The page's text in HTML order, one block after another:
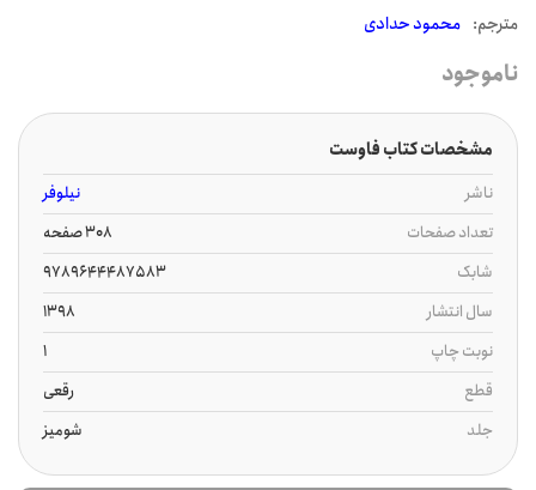
مترجم: محمود حدادی
ناموجود
مشخصات کتاب فاوست
ناشر
نیلوفر
تعداد صفحات
308 صفحه
شابک
9789644487583
سال انتشار
1398
نوبت چاپ
1
قطع
رقعی
جلد
شومیز